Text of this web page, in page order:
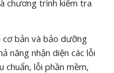
chương trình kiểm tra
bản và bảo dưỡng
năng nhận diện các lỗi
chuẩn, lỗi phần mềm,